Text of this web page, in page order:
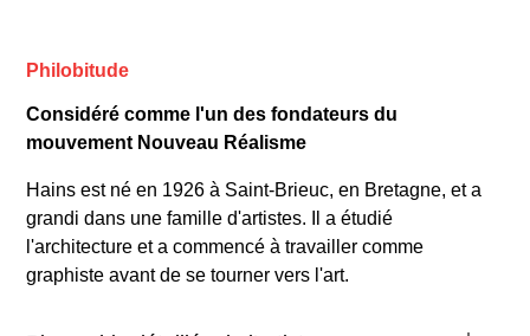
Philobitude
Considéré comme l'un des fondateurs du
mouvement Nouveau Réalisme
Hains est né en 1926 à Saint-Brieuc, en Bretagne, et a
grandi dans une famille d'artistes. Il a étudié
l'architecture et a commencé à travailler comme
graphiste avant de se tourner vers l'art.